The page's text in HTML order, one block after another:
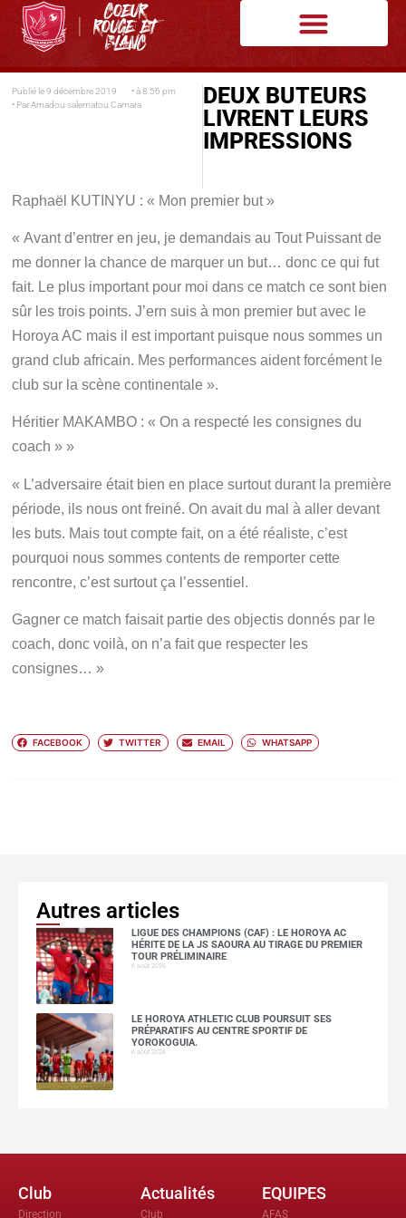
Publié le 9 décembre 2019 • à 8:56 pm
• ParAmadou salematou Camara
DEUX BUTEURS
LIVRENT LEURS
IMPRESSIONS
Raphaël KUTINYU : « Mon premier but »
« Avant d’entrer en jeu, je demandais au Tout Puissant de
me donner la chance de marquer un but… donc ce qui fut
fait. Le plus important pour moi dans ce match ce sont bien
sûr les trois points. J’ern suis à mon premier but avec le
Horoya AC mais il est important puisque nous sommes un
grand club africain. Mes performances aident forcément le
club sur la scène continentale ».
Héritier MAKAMBO : « On a respecté les consignes du
coach » »
« L’adversaire était bien en place surtout durant la première
période, ils nous ont freiné. On avait du mal à aller devant
les buts. Mais tout compte fait, on a été réaliste, c’est
pourquoi nous sommes contents de remporter cette
rencontre, c’est surtout ça l’essentiel.
Gagner ce match faisait partie des objectis donnés par le
coach, donc voilà, on n’a fait que respecter les
consignes… »
FACEBOOK TWITTER EMAIL WHATSAPP
Autres articles
LIGUE DES CHAMPIONS (CAF) : LE HOROYA AC
HÉRITE DE LA JS SAOURA AU TIRAGE DU PREMIER
TOUR PRÉLIMINAIRE
6 août 2026
LE HOROYA ATHLETIC CLUB POURSUIT SES
PRÉPARATIFS AU CENTRE SPORTIF DE
YOROKOGUIA.
6 août 2026
Club
Direction
Actualités
Club
EQUIPES
AFAS